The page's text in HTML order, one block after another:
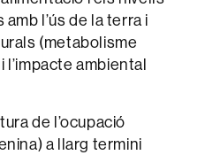
l’ús de la terra i
(metabolisme
ambiental
de l’ocupació
a llarg termini